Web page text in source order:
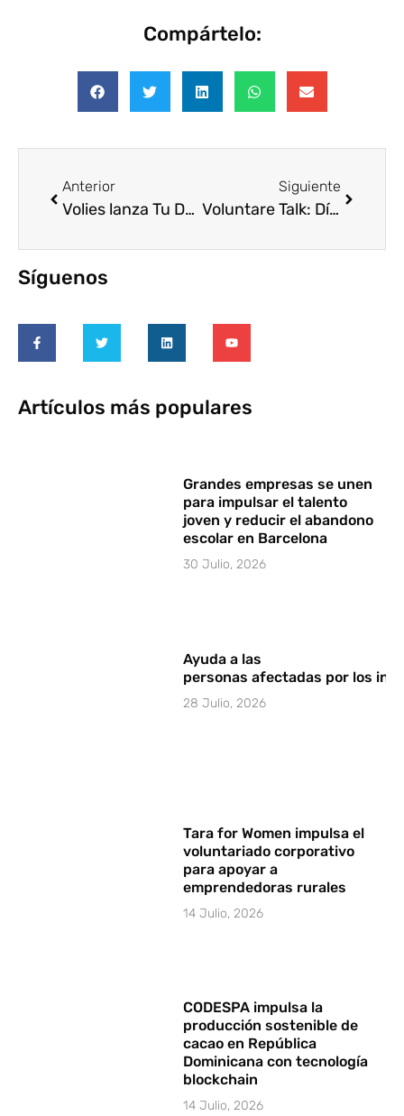
Compártelo:
Anterior
Volies lanza Tu Desarrollo Suma»: Acción Social + Desarrollo de Talento
Siguiente
Voluntare Talk: Día Internacional de la Mujer y la Niña en la Ciencia
Síguenos
Artículos más populares
Grandes empresas se unen
para impulsar el talento
joven y reducir el abandono
escolar en Barcelona
30 Julio, 2026
Ayuda a las
personas afectadas por los
28 Julio, 2026
Tara for Women impulsa el
voluntariado corporativo
para apoyar a
emprendedoras rurales
14 Julio, 2026
CODESPA impulsa la
producción sostenible de
cacao en República
Dominicana con tecnología
blockchain
14 Julio, 2026